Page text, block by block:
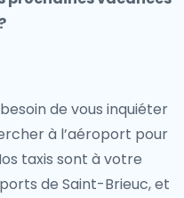
de vous inquiéter
à l’aéroport pour
taxis sont à votre
de Saint-Brieuc, et